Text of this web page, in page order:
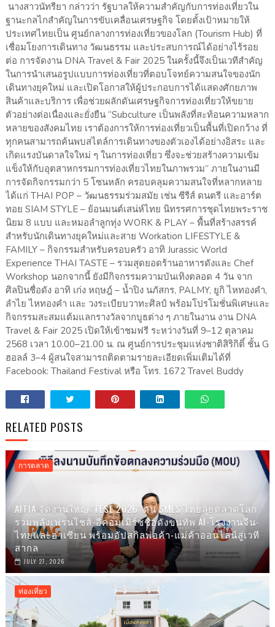
นางสาวนัทรียา กล่าวว่า รัฐบาลให้ความสำคัญกับการท่องเที่ยวใน
ฐานะกลไกสำคัญในการขับเคลื่อนเศรษฐกิจ โดยตั้งเป้าหมายให้
ประเทศไทยเป็น ศูนย์กลางการท่องเที่ยวของโลก (Tourism Hub) ที่
เชื่อมโยงการเดินทาง วัฒนธรรม และประสบการณ์ได้อย่างไร้รอย
ต่อ การจัดงาน DNA Travel & Fair 2025 ในครั้งนี้จึงเป็นเวทีสำคัญ
ในการนำเสนอรูปแบบการท่องเที่ยวที่ตอบโจทย์ความสนใจของนัก
เดินทางยุคใหม่ และเปิดโอกาสให้ผู้ประกอบการได้แสดงศักยภาพ
สินค้าและบริการ เพื่อช่วยผลักดันเศรษฐกิจการท่องเที่ยวให้ขยาย
ตัวอย่างต่อเนื่องและยั่งยืน “Subculture เป็นพลังที่สะท้อนความหลาก
หลายของสังคมไทย เราต้องการให้การท่องเที่ยวเป็นพื้นที่เปิดกว้าง ที่
ทุกคนสามารถค้นพบสไตล์การเดินทางของตัวเองได้อย่างอิสระ และ
เกิดแรงบันดาลใจใหม่ ๆ ในการท่องเที่ยว ซึ่งจะช่วยสร้างความเข้ม
แข็งให้กับอุตสาหกรรมการท่องเที่ยวไทยในภาพรวม” ภายในงานมี
การจัดกิจกรรมกว่า 5 โซนหลัก ครอบคลุมความสนใจที่หลากหลาย
ได้แก่ THAI POP – วัฒนธรรมร่วมสมัย เช่น ซีรีส์ ดนตรี และอาร์ต
ทอย SIAM STYLE – ย้อนมนต์เสน่ห์ไทย นิทรรศการชุดไทยพระราช
นิยม 8 แบบ และหมอลำลูกทุ่ง WORK & PLAY – พื้นที่สร้างสรรค์
สำหรับนักเดินทางยุคใหม่และสาย Workation LIFESTYLE &
FAMILY – กิจกรรมสำหรับครอบครัว อาทิ Jurassic World
Experience THAI TASTE – รวมสุดยอดร้านอาหารดังและ Chef
Workshop นอกจากนี้ ยังมีกิจกรรมความบันเทิงตลอด 4 วัน จาก
ศิลปินชื่อดัง อาทิ เก่ง หฤษฎ์ – น้ำปิง นภัสกร, PALMY, ยูกิ ไหทองคำ,
ลำไย ไหทองคำ และ วงระเบียบวาทะศิลป์ พร้อมโปรโมชั่นพิเศษและ
กิจกรรมสะสมแต้มแลกรางวัลจากบูธต่าง ๆ ภายในงาน งาน DNA
Travel & Fair 2025 เปิดให้เข้าชมฟรี ระหว่างวันที่ 9–12 ตุลาคม
2568 เวลา 10.00–21.00 น. ณ ศูนย์การประชุมแห่งชาติสิริกิติ์ ชั้น G
ฮอลล์ 3–4 ผู้สนใจสามารถติดตามรายละเอียดเพิ่มเติมได้ที่
Facebook: Thailand Festival หรือ โทร. 1672 Travel Buddy
RELATED POSTS
การตลาด
AITIA จัดงานใหญ่ ‘TESE 2026’ ดัน SMES ไทยลุยตลาดโลก
รวมพลังเฟรนไชส์-อีคอมเมิร์ซชื่อดังขนทัพ AI-โรงงานจีน-
ไทยและอาเซียน พร้อมอัปสกิลพ่อค้า-แม่ค้าออนไลน์สู่เวที
สากล
JULY 27, 2026
ท่องเที่ยว